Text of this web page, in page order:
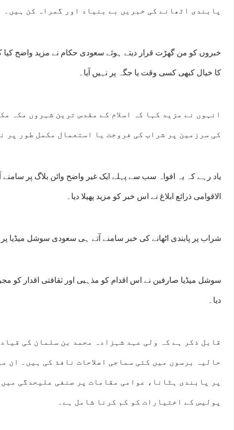
پابندی اٹھانے کی خبریں بے بنیاد اور گمراہ کن ہیں۔
خبروں کو من گھڑت قرار دیتے ہوئے سعودی حکام نے مزید واضح کیا
کا خیال کبھی کسی وقت یا جگہ پر نہیں آیا۔
انہوں نے مزید کہا کہ اسلام کے مقدس ترین شہروں مکہ
کی سرزمین پر شراب کی فروخت یا استعمال مکمل طور پر
یاد رہے کہ یہ افواہ سب سے پہلے ایک غیر واضح وائن بلاگ پر
الاقوامی ذرائع ابلاغ نے اس خبر کو مزید پھیلا دیا۔
شراب پر پابندی اٹھانے کی خبر سامنے آتے ہی سعودی سوشل میڈیا پر
سوشل میڈیا صارفین نے اس اقدام کو مذہبی اور ثقافتی اقدار کو
دیا۔
قابل ذکر ہے کہ ولی عہد شہزادہ محمد بن سلمان کی
حالیہ برسوں میں کئی سماجی اصلاحات نافذ کی ہیں۔ ان
پر پابندی ہٹانا، عوامی مقامات پر صنفی علیحدگی
پولیس کے اختیارات کو کم کرنا شامل ہے۔
21:00 22:00 23:00 00:00 01:00 02:00 03:00